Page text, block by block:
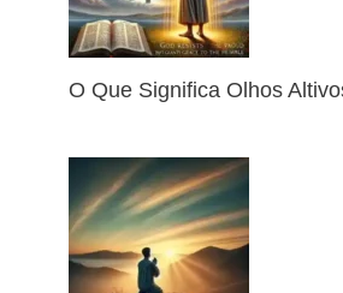
O Que Significa Olhos